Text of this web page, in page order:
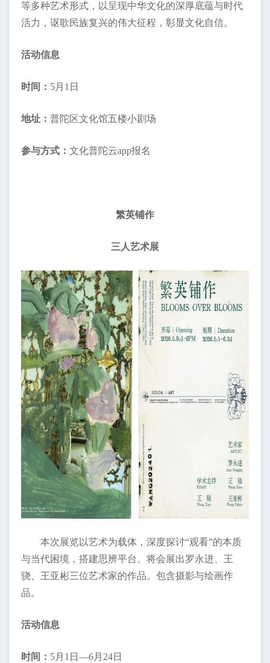
等多种艺术形式，以呈现中华文化的深厚底蕴与时代
活力，讴歌民族复兴的伟大征程，彰显文化自信。
活动信息
时间： 5月1日
地址： 普陀区文化馆五楼小剧场
参与方式： 文化普陀云app报名
繁英铺作
三人艺术展
本次展览以艺术为载体，深度探讨“观看”的本质
与当代困境，搭建思辨平台。将会展出罗永进、王
骁、王亚彬三位艺术家的作品。包含摄影与绘画作
品。
活动信息
时间： 5月1日—6月24日